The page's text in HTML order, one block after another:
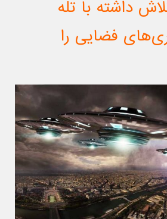
داشته با تله
فضایی را